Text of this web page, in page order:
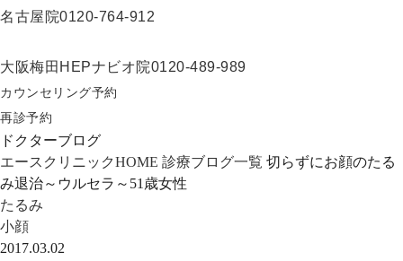
名古屋院0120-764-912
大阪梅田HEPナビオ院0120-489-989
カウンセリング予約
再診予約
ドクターブログ
エースクリニックHOME 診療ブログ一覧 切らずにお顔のたる
み退治～ウルセラ～51歳女性
たるみ
小顔
2017.03.02